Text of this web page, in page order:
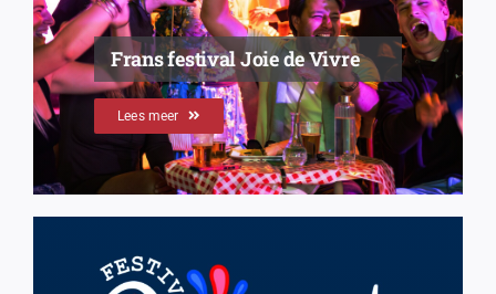
Frans festival Joie de Vivre
Lees meer